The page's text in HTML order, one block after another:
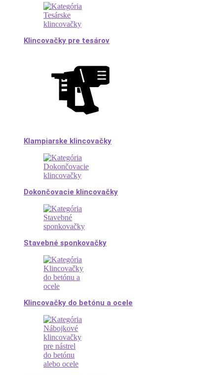
Klincovačky pre tesárov
Klampiarske klincovačky
Dokončovacie klincovačky
Stavebné sponkovačky
Klincovačky do betónu a ocele